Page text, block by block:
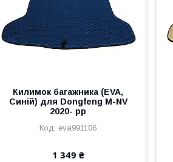
Килимок багажника (EVA,
Синій) для Dongfeng M-NV
2020- рр
eva991106
1 349 ₴